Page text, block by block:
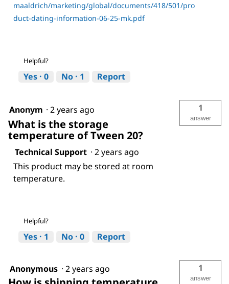
maaldrich/marketing/global/documents/418/501/pro
duct-dating-information-06-25-mk.pdf
Helpful?
Yes · 0 No · 1 Report
Anonym · 2 years ago
What is the storage
temperature of Tween 20?
1
answer
Technical Support · 2 years ago
This product may be stored at room
temperature.
Helpful?
Yes · 1 No · 0 Report
Anonymous · 2 years ago 1
answer